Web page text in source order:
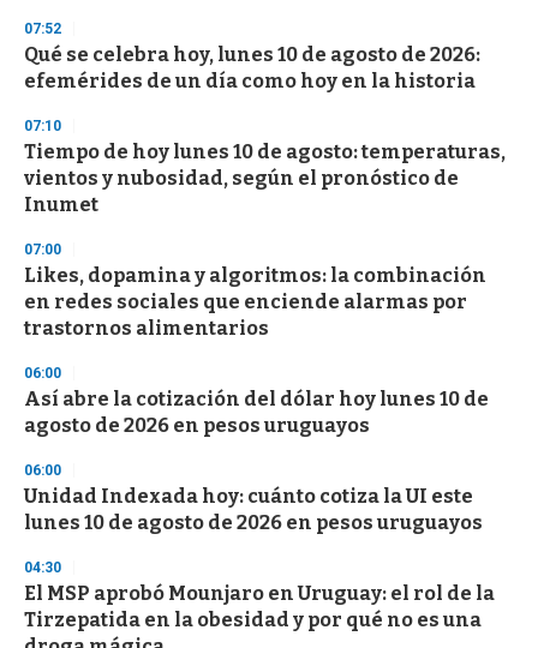
s
e
c
o
d
s
07:52
Qué se celebra hoy, lunes 10 de agosto de 2026:
efemérides de un día como hoy en la historia
07:10
Tiempo de hoy lunes 10 de agosto: temperaturas,
vientos y nubosidad, según el pronóstico de
Inumet
07:00
Likes, dopamina y algoritmos: la combinación
en redes sociales que enciende alarmas por
trastornos alimentarios
06:00
Así abre la cotización del dólar hoy lunes 10 de
agosto de 2026 en pesos uruguayos
06:00
Unidad Indexada hoy: cuánto cotiza la UI este
lunes 10 de agosto de 2026 en pesos uruguayos
04:30
El MSP aprobó Mounjaro en Uruguay: el rol de la
Tirzepatida en la obesidad y por qué no es una